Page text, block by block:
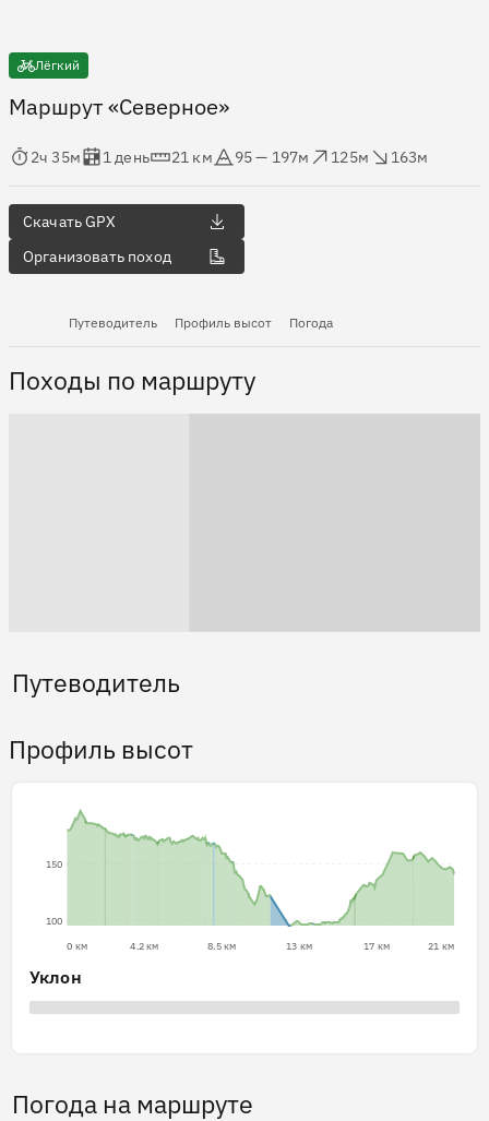
Лёгкий
Маршрут «Северное»
в пути
2ч 35м
Оценка в днях
1 день
Дистанция
21 км
Абсолютная высота
95 — 197м
125м
163м
Скачать GPX
Организовать поход
Путеводитель Профиль высот Погода
Походы по маршруту
Путеводитель
Профиль высот
100
150
0 км 4.2 км 8.5 км 13 км 17 км 21 км
Уклон
Погода на маршруте